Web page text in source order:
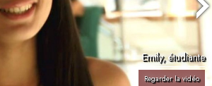
Emily, étudiante
Regarder la vidéo